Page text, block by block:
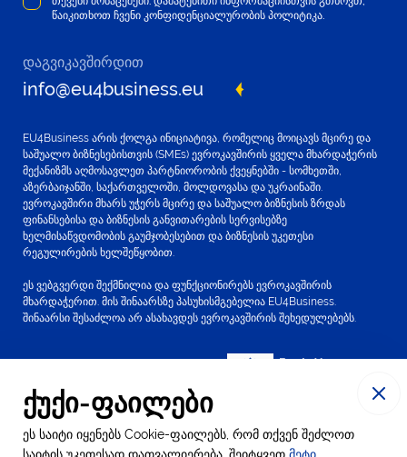
წაიკითხოთ ჩვენი კონფიდენციალურობის პოლიტიკა.
დაგვიკავშირდით
info@eu4business.eu
EU4Business არის ქოლგა ინიციატივა, რომელიც მოიცავს მცირე და
საშუალო ბიზნესებისთვის (SMEs) ევროკავშირის ყველა მხარდაჭერის
მექანიზმს აღმოსავლეთ პარტნიორობის ქვეყნებში - სომხეთში,
აზერბაიჯანში, საქართველოში, მოლდოვასა და უკრაინაში.
ევროკავშირი მხარს უჭერს მცირე და საშუალო ბიზნესის ზრდას
ფინანსებისა და ბიზნესის განვითარების სერვისებზე
ხელმისაწვდომობის გაუმჯობესებით და ბიზნესის უკეთესი
რეგულირების ხელშეწყობით.
ეს ვებგვერდი შექმნილია და ფუნქციონირებს ევროკავშირის
მხარდაჭერით. მის შინაარსზე პასუხისმგებელია EU4Business.
შინაარსი შესაძლოა არ ასახავდეს ევროკავშირის შეხედულებებს.
© 2016-2024 EU4Business
ქუქი-ფაილები
ეს საიტი იყენებს Cookie-ფაილებს, რომ თქვენ შეძლოთ